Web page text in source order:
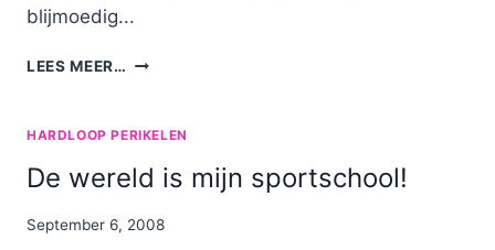
blijmoedig...
LEES MEER… DE
DE
EN
MAN
HARDLOOP PERIKELEN
De wereld is mijn sportschool!
By
September 6, 2008